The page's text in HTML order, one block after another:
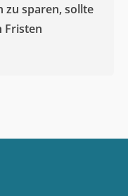
zu sparen, sollte
Fristen